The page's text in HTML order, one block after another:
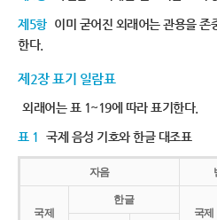
제5항 이미 굳어진 외래어는 관용을 존
한다.
제2장 표기 일람표
외래어는 표 1~19에 따라 표기한다.
표 1 국제 음성 기호와 한글 대조표
자음
국제
한글
국제